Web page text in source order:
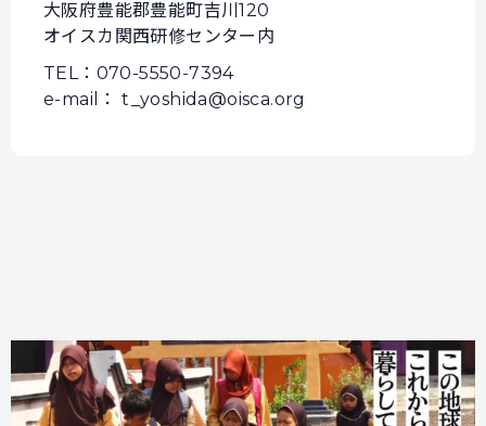
大阪府豊能郡豊能町吉川120
オイスカ関西研修センター内
TEL：070-5550-7394
e-mail： t_yoshida@oisca.org